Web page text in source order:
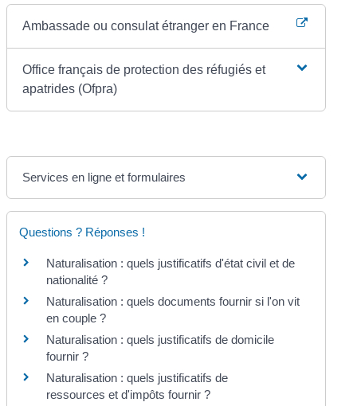
Ambassade ou consulat étranger en France
Office français de protection des réfugiés et
apatrides (Ofpra)
Services en ligne et formulaires
Questions ? Réponses !
Naturalisation : quels justificatifs d'état civil et de
nationalité ?
Naturalisation : quels documents fournir si l'on vit
en couple ?
Naturalisation : quels justificatifs de domicile
fournir ?
Naturalisation : quels justificatifs de
ressources et d'impôts fournir ?